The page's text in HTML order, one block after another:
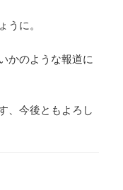
うに。
かのような報道に
、今後ともよろし